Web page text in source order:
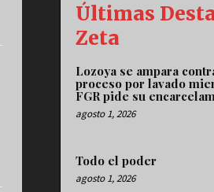
Últimas
Zeta
Lozoya se ampara
proceso por lavado
FGR pide su
agosto 1, 2026
Todo el poder
agosto 1, 2026